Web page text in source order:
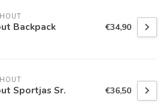
Backpack €34,90
Sportjas Sr. €36,50